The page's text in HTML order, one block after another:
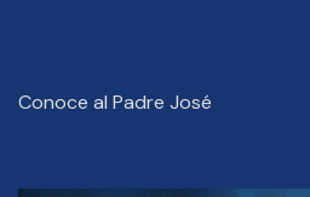
Conoce al Padre José